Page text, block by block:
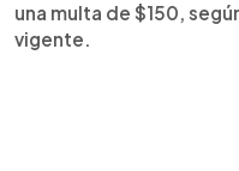
una multa de $150,
vigente.